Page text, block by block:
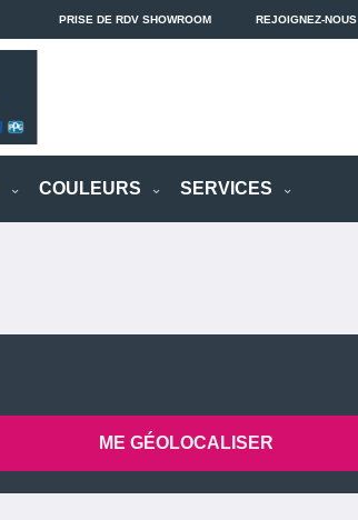
PRISE DE RDV SHOWROOM REJOIGNEZ-NOUS
COULEURS SERVICES